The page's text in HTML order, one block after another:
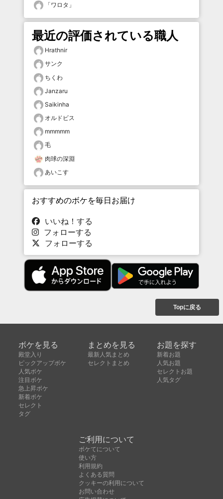
「ワロタ 」
最近の評価されている職人
Hrathnir
サンク
ちくわ
Janzaru
Saikinha
オルドビス
mmmmm
毛
肉球の深淵
あいこす
おすすめのボケを毎日お届け
いいね！する
フォローする
フォローする
Topに戻る
ボケを見る
殿堂入り
ピックアップボケ
人気ボケ
注目ボケ
急上昇ボケ
新着ボケ
セレクト
タグ
まとめを見る
最新人気まとめ
セレクトまとめ
お題を探す
新着お題
人気お題
セレクトお題
人気タグ
ご利用について
ボケてについて
使い方
利用規約
よくある質問
クッキーの利用について
お問い合わせ